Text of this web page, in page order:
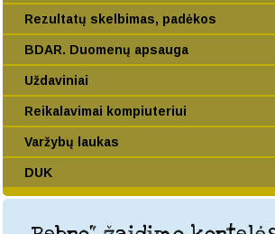
Rezultatų skelbimas, padėkos
BDAR. Duomenų apsauga
Uždaviniai
Reikalavimai kompiuteriui
Varžybų laukas
DUK